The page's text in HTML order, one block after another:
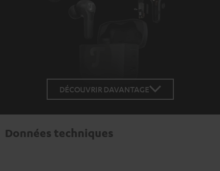
DÉCOUVRIR DAVANTAGE
Données techniques